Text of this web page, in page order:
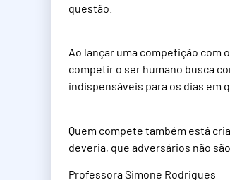
questão.
Ao lançar uma competição com
competir o ser humano busca
indispensáveis para os dias em
Quem compete também está
deveria, que adversários não
Professora Simone Rodrigues